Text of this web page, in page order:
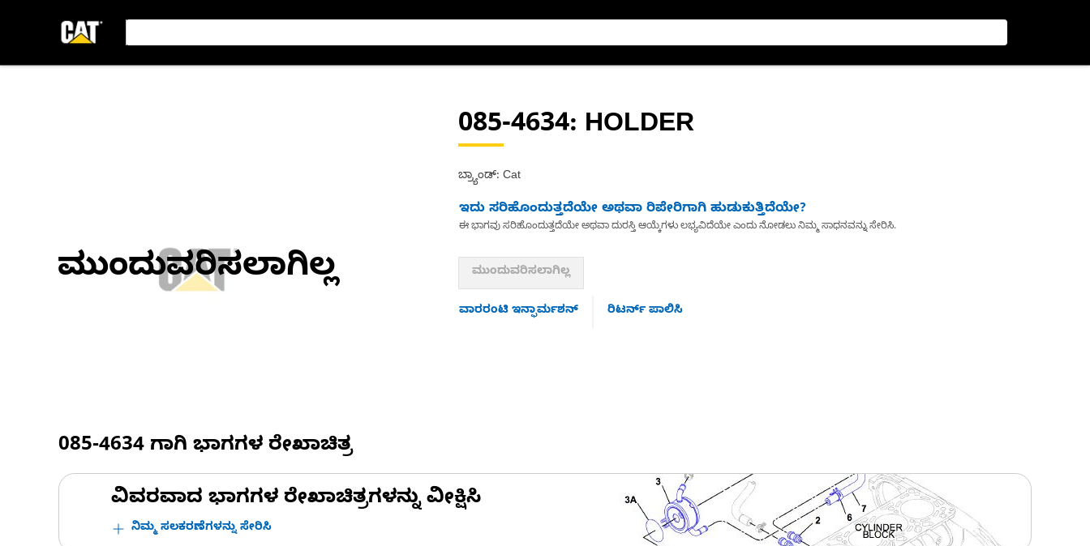
ಮುಂದುವರಿಸಲಾಗಿಲ್ಲ
085-4634: HOLDER
ಬ್ರ್ಯಾಂಡ್: Cat
ಇದು ಸರಿಹೊಂದುತ್ತದೆಯೇ ಅಥವಾ ರಿಪೇರಿಗಾಗಿ ಹುಡುಕುತ್ತಿದೆಯೇ?
ಈ ಭಾಗವು ಸರಿಹೊಂದುತ್ತದೆಯೇ ಅಥವಾ ದುರಸ್ತಿ ಆಯ್ಕೆಗಳು ಲಭ್ಯವಿದೆಯೇ ಎಂದು ನೋಡಲು ನಿಮ್ಮ ಸಾಧನವನ್ನು ಸೇರಿಸಿ.
ಮುಂದುವರಿಸಲಾಗಿಲ್ಲ
ವಾರರಂಟಿ ಇನ್ಫಾರ್ಮಶನ್ ರಿಟರ್ನ್ ಪಾಲಿಸಿ
085-4634 ಗಾಗಿ ಭಾಗಗಳ ರೇಖಾಚಿತ್ರ
ವಿವರವಾದ ಭಾಗಗಳ ರೇಖಾಚಿತ್ರಗಳನ್ನು ವೀಕ್ಷಿಸಿ
ನಿಮ್ಮ ಸಲಕರಣೆಗಳನ್ನು ಸೇರಿಸಿ